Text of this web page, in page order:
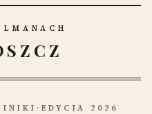
· EDYCJA 2026